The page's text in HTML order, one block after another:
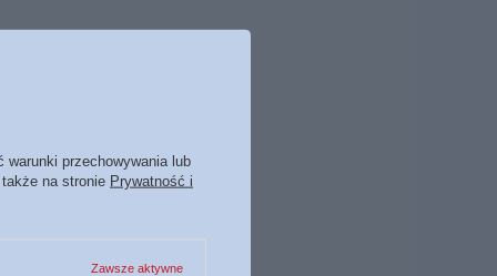
warunki przechowywania lub
na stronie Prywatność i
Zawsze aktywne